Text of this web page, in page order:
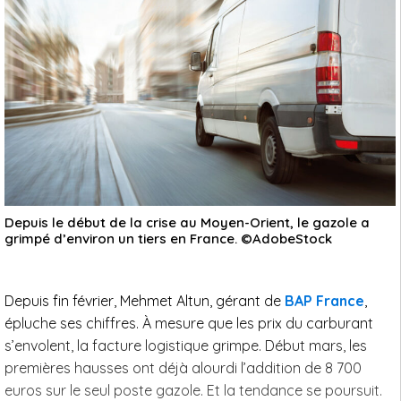
Depuis le début de la crise au Moyen-Orient, le gazole a
grimpé d’environ un tiers en France. ©AdobeStock
Depuis fin février, Mehmet Altun, gérant de BAP France,
épluche ses chiffres. À mesure que les prix du carburant
s’envolent, la facture logistique grimpe. Début mars, les
premières hausses ont déjà alourdi l’addition de 8 700
euros sur le seul poste gazole. Et la tendance se poursuit.